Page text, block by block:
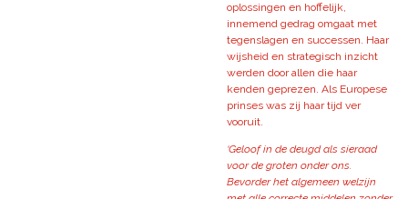
oplossingen en hoffelijk,
innemend gedrag omgaat met
tegenslagen en successen. Haar
wijsheid en strategisch inzicht
werden door allen die haar
kenden geprezen. Als Europese
prinses was zij haar tijd ver
vooruit.
‘Geloof in de deugd als sieraad
voor de groten onder ons.
Bevorder het algemeen welzijn